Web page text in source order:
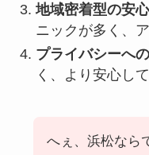
地域密着型の安
ニックが多く、
プライバシーへ
く、より安心し
へぇ、浜松なら